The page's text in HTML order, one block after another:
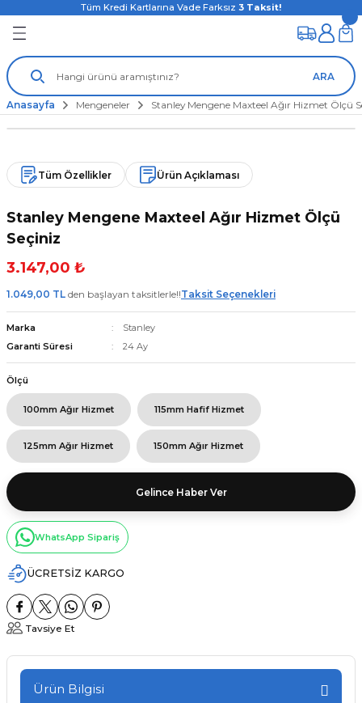
Tüm Kredi Kartlarına Vade Farksız 3 Taksit!
ARA
Anasayfa Mengeneler Stanley Mengene Maxteel Ağır Hizmet Ölçü
Tüm Özellikler Ürün Açıklaması
Stanley Mengene Maxteel Ağır Hizmet Ölçü
Seçiniz
3.147,00 ₺
1.049,00 TL den başlayan taksitlerle!!Taksit Seçenekleri
Marka
Stanley
Garanti Süresi
24 Ay
Ölçü
100mm Ağır Hizmet 115mm Hafif Hizmet
125mm Ağır Hizmet 150mm Ağır Hizmet
Gelince Haber Ver
WhatsApp Sipariş
ÜCRETSİZ KARGO
Tavsiye Et
Ürün Bilgisi